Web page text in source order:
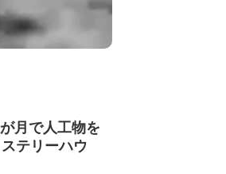
月で人工物を
テリーハウ